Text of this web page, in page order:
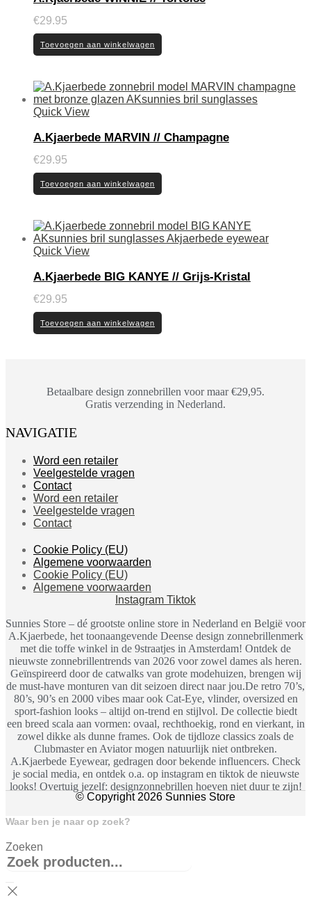
€29.95
Toevoegen aan winkelwagen
Quick View
A.Kjaerbede MARVIN // Champagne
€29.95
Toevoegen aan winkelwagen
Quick View
A.Kjaerbede BIG KANYE // Grijs-Kristal
€29.95
Toevoegen aan winkelwagen
Betaalbare design zonnebrillen voor maar €29,95.
Gratis verzending in Nederland.
NAVIGATIE
Word een retailer
Veelgestelde vragen
Contact
Word een retailer
Veelgestelde vragen
Contact
Cookie Policy (EU)
Algemene voorwaarden
Cookie Policy (EU)
Algemene voorwaarden
Instagram Tiktok
Sunnies Store – dé grootste online store in Nederland en België voor
A.Kjaerbede, het toonaangevende Deense design zonnebrillenmerk
met die toffe winkel in de 9straatjes in Amsterdam! Ontdek de
nieuwste zonnebrillentrends van 2026 voor zowel dames als heren.
Geïnspireerd door de catwalks van grote modehuizen, brengen wij
de must-have monturen van dit seizoen direct naar jou.De retro 70’s,
80’s, 90’s en 2000 vibes maar ook Cat-Eye, vlinder, oversized en
sport-fashion looks – altijd on-trend en stijlvol. De collectie biedt
een breed scala aan vormen: ovaal, rechthoekig, rond en vierkant, in
zowel dikke als dunne frames. Ook de tijdloze classics zoals de
Clubmaster en Aviator mogen natuurlijk niet ontbreken.
A.Kjaerbede Eyewear, gedragen door bekende influencers. Check
je social media, en ontdek o.a. op instagram en tiktok de nieuwste
looks! Overtuig jezelf: designzonnebrillen hoeven niet duur te zijn!
© Copyright 2026 Sunnies Store
Waar ben je naar op zoek?
Zoeken